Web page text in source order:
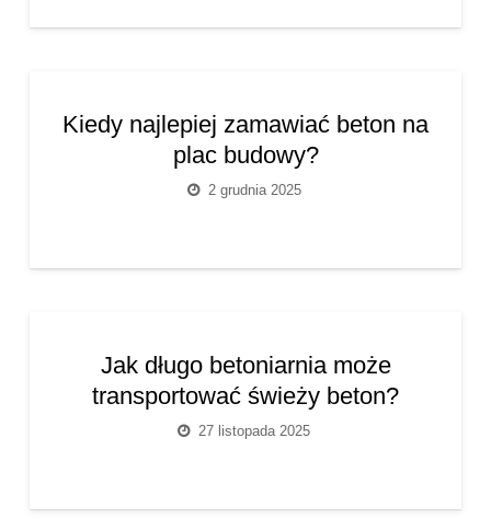
Kiedy najlepiej zamawiać beton na
plac budowy?
2 grudnia 2025
Jak długo betoniarnia może
transportować świeży beton?
27 listopada 2025